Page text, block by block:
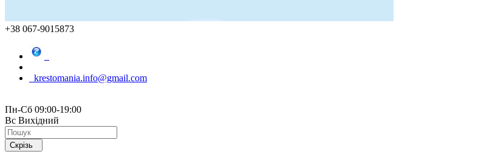
+38 067-9015873
krestomania.info@gmail.com
Пн-Сб 09:00-19:00
Вс Вихідний
Скрізь